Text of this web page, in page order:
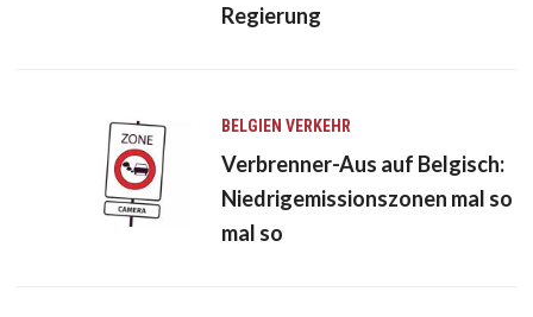
Regierung
BELGIEN VERKEHR
Verbrenner-Aus auf Belgisch:
Niedrigemissionszonen mal so
mal so